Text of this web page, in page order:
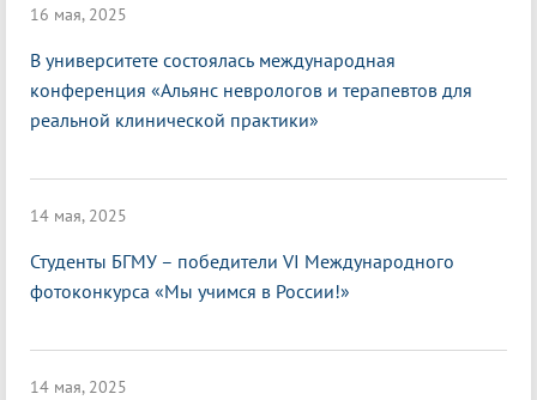
16 мая, 2025
В университете состоялась международная
конференция «Альянс неврологов и терапевтов для
реальной клинической практики»
14 мая, 2025
Студенты БГМУ – победители VI Международного
фотоконкурса «Мы учимся в России!»
14 мая, 2025